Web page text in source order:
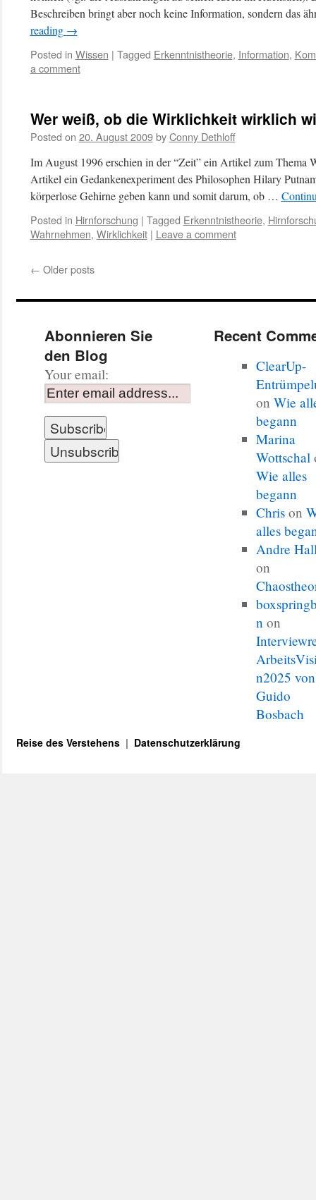
Beschreiben bringt aber noch keine Information, sondern das
reading →
Posted in Wissen | Tagged Erkenntnistheorie, Information,
a comment
Wer weiß, ob die Wirklichkeit wirklich
Posted on 20. August 2009 by Conny Dethloff
Im August 1996 erschien in der “Zeit” ein Artikel zum
Artikel ein Gedankenexperiment des Philosophen Hilary
körperlose Gehirne geben kann und somit darum, ob …
Posted in Hirnforschung | Tagged Erkenntnistheorie,
Wahrnehmen, Wirklichkeit | Leave a comment
← Older posts
Abonnieren Sie
den Blog
Your email:
Recent
ClearUp-
onWie
begann
Marina
Wottschal
Wie alles
begann
Chris on
alles
Andre
on
n on
n2025 von
Guido
Bosbach
Reise des Verstehens Datenschutzerklärung